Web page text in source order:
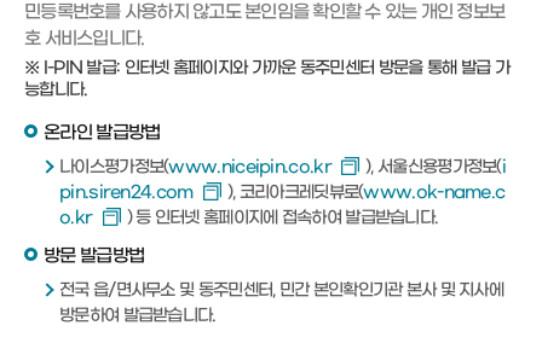
민등록번호를 사용하지 않고도 본인임을 확인할 수 있는 개인 정보보
호 서비스입니다.
※ I-PIN 발급: 인터넷 홈페이지와 가까운 동주민센터 방문을 통해 발급 가
능합니다.
온라인 발급방법
나이스평가정보(www.niceipin.co.kr ), 서울신용평가정보(i
pin.siren24.com
), 코리아크레딧뷰로(www.ok-name.c
o.kr
) 등 인터넷 홈페이지에 접속하여 발급받습니다.
방문 발급방법
전국 읍/면사무소 및 동주민센터, 민간 본인확인기관 본사 및 지사에
방문하여 발급받습니다.